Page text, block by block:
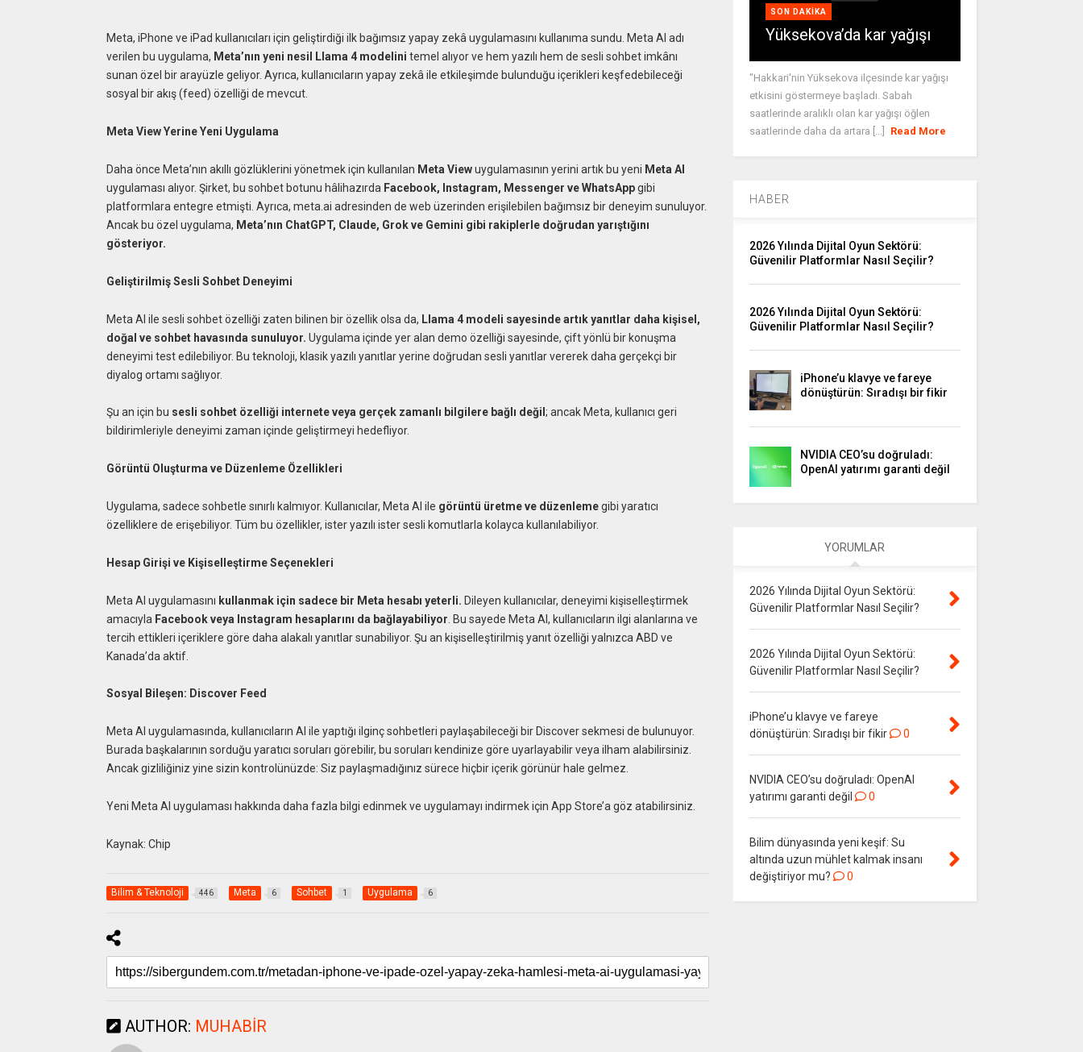
Meta, iPhone ve iPad kullanıcıları için geliştirdiği ilk bağımsız yapay zekâ uygulamasını kullanıma sundu. Meta AI adı
verilen bu uygulama, Meta’nın yeni nesil Llama 4 modelini temel alıyor ve hem yazılı hem de sesli sohbet imkânı
sunan özel bir arayüzle geliyor. Ayrıca, kullanıcıların yapay zekâ ile etkileşimde bulunduğu içerikleri keşfedebileceği
sosyal bir akış (feed) özelliği de mevcut.
Meta View Yerine Yeni Uygulama
Daha önce Meta’nın akıllı gözlüklerini yönetmek için kullanılan Meta Viewuygulamasının yerini artık bu yeni Meta AI
uygulaması alıyor. Şirket, bu sohbet botunu hâlihazırda Facebook, Instagram, Messenger ve WhatsAppgibi
platformlara entegre etmişti. Ayrıca, meta.ai adresinden de web üzerinden erişilebilen bağımsız bir deneyim sunuluyor.
Ancak bu özel uygulama, Meta’nın ChatGPT, Claude, Grok ve Gemini gibi rakiplerle doğrudan yarıştığını
gösteriyor.
Geliştirilmiş Sesli Sohbet Deneyimi
Meta AI ile sesli sohbet özelliği zaten bilinen bir özellik olsa da, Llama 4 modeli sayesinde artık yanıtlar daha kişisel,
doğal ve sohbet havasında sunuluyor. Uygulama içinde yer alan demo özelliği sayesinde, çift yönlü bir konuşma
deneyimi test edilebiliyor. Bu teknoloji, klasik yazılı yanıtlar yerine doğrudan sesli yanıtlar vererek daha gerçekçi bir
diyalog ortamı sağlıyor.
Şu an için bu sesli sohbet özelliği internete veya gerçek zamanlı bilgilere bağlı değil ; ancak Meta, kullanıcı geri
bildirimleriyle deneyimi zaman içinde geliştirmeyi hedefliyor.
Görüntü Oluşturma ve Düzenleme Özellikleri
Uygulama, sadece sohbetle sınırlı kalmıyor. Kullanıcılar, Meta AI ile görüntü üretme ve düzenlemegibi yaratıcı
özelliklere de erişebiliyor. Tüm bu özellikler, ister yazılı ister sesli komutlarla kolayca kullanılabiliyor.
Hesap Girişi ve Kişiselleştirme Seçenekleri
Meta AI uygulamasını kullanmak için sadece bir Meta hesabı yeterli. Dileyen kullanıcılar, deneyimi kişiselleştirmek
amacıyla Facebook veya Instagram hesaplarını da bağlayabiliyor . Bu sayede Meta AI, kullanıcıların ilgi alanlarına ve
tercih ettikleri içeriklere göre daha alakalı yanıtlar sunabiliyor. Şu an kişiselleştirilmiş yanıt özelliği yalnızca ABD ve
Kanada’da aktif.
Sosyal Bileşen: Discover Feed
Meta AI uygulamasında, kullanıcıların AI ile yaptığı ilginç sohbetleri paylaşabileceği bir Discover sekmesi de bulunuyor.
Burada başkalarının sorduğu yaratıcı soruları görebilir, bu soruları kendinize göre uyarlayabilir veya ilham alabilirsiniz.
Ancak gizliliğiniz yine sizin kontrolünüzde: Siz paylaşmadığınız sürece hiçbir içerik görünür hale gelmez.
Yeni Meta AI uygulaması hakkında daha fazla bilgi edinmek ve uygulamayı indirmek için App Store’a göz atabilirsiniz.
Kaynak: Chip
Bilim & Teknoloji 446 Meta 6 Sohbet 1 Uygulama 6
AUTHOR: MUHABIR
SON DAKIKA
Yüksekova’da kar yağışı
"Hakkari'nin Yüksekova ilçesinde kar yağışı
etkisini göstermeye başladı. Sabah
saatlerinde aralıklı olan kar yağışı öğlen
saatlerinde daha da artara [...]
Read More
HABER
2026 Yılında Dijital Oyun Sektörü:
Güvenilir Platformlar Nasıl Seçilir?
2026 Yılında Dijital Oyun Sektörü:
Güvenilir Platformlar Nasıl Seçilir?
iPhone’u klavye ve fareye
dönüştürün: Sıradışı bir fikir
NVIDIA CEO’su doğruladı:
OpenAI yatırımı garanti değil
YORUMLAR
2026 Yılında Dijital Oyun Sektörü:
Güvenilir Platformlar Nasıl Seçilir?
2026 Yılında Dijital Oyun Sektörü:
Güvenilir Platformlar Nasıl Seçilir?
iPhone’u klavye ve fareye
dönüştürün: Sıradışı bir fikir
0
NVIDIA CEO’su doğruladı: OpenAI
yatırımı garanti değil
0
Bilim dünyasında yeni keşif: Su
altında uzun mühlet kalmak insanı
değiştiriyor mu?
0